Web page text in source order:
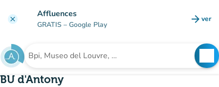
clear Affluences
GRATIS – Google Play arrow_forward ver
Buscar un establecimiento
BU d'Antony